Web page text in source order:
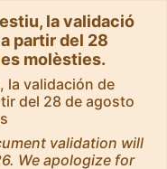
la validació
partir del 28
molèsties.
la validación de
del 28 de agosto
validation will
We apologize for